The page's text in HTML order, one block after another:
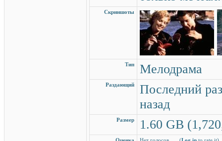
Скриншоты
Тип Мелодрама
Раздающий
Последний
назад
Размер 1.60 GB